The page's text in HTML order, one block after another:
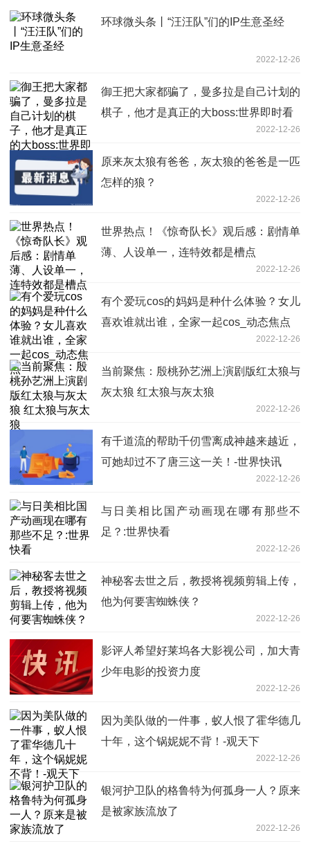
环球微头条丨“汪汪队”们的IP生意圣经
2022-12-26
御王把大家都骗了，曼多拉是自己计划的
棋子，他才是真正的大boss:世界即时看
2022-12-26
原来灰太狼有爸爸，灰太狼的爸爸是一匹
怎样的狼？
2022-12-26
世界热点！《惊奇队长》观后感：剧情单
薄、人设单一，连特效都是槽点
2022-12-26
有个爱玩cos的妈妈是种什么体验？女儿
喜欢谁就出谁，全家一起cos_动态焦点
2022-12-26
当前聚焦：殷桃孙艺洲上演剧版红太狼与
灰太狼 红太狼与灰太狼
2022-12-26
有千道流的帮助千仞雪离成神越来越近，
可她却过不了唐三这一关！-世界快讯
2022-12-26
与日美相比国产动画现在哪有那些不
足？:世界快看
2022-12-26
神秘客去世之后，教授将视频剪辑上传，
他为何要害蜘蛛侠？
2022-12-26
影评人希望好莱坞各大影视公司，加大青
少年电影的投资力度
2022-12-26
因为美队做的一件事，蚁人恨了霍华德几
十年，这个锅妮妮不背！-观天下
2022-12-26
银河护卫队的格鲁特为何孤身一人？原来
是被家族流放了
2022-12-26